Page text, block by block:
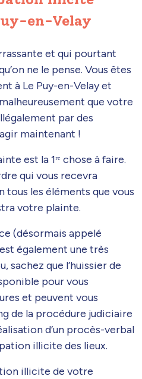
en-Velay
et qui pourtant
ne le pense. Vous êtes
à Le Puy-en-Velay et
que votre
par des
maintenant !
est la 1ʳᵉ chose à faire.
qui vous recevra
les éléments que vous
votre plainte.
(désormais appelé
également une très
sachez que l’huissier de
pour vous
et peuvent vous
de la procédure judiciaire
d’un procès-verbal
illicite des lieux.
illicite de votre